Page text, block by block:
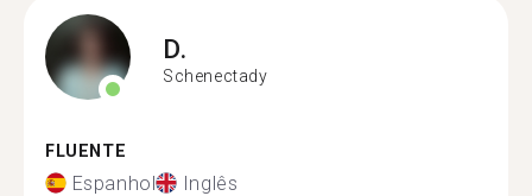
D.
Schenectady
FLUENTE
Espanhol Inglês